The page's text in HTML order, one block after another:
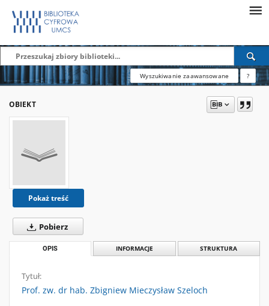
Wyszukiwanie zaawansowane ?
OBIEKT
Pokaż treść
Pobierz
OPIS INFORMACJE STRUKTURA
Tytuł:
Prof. zw. dr hab. Zbigniew Mieczysław Szeloch